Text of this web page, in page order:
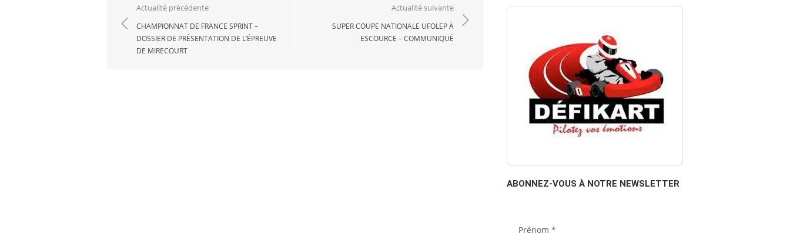
Navigation
de
l’article
Actualité précédente
CHAMPIONNAT DE FRANCE SPRINT –
DOSSIER DE PRÉSENTATION DE L’ÉPREUVE
DE MIRECOURT
Actualité suivante
SUPER COUPE NATIONALE UFOLEP À
ESCOURCE – COMMUNIQUÉ
ABONNEZ-VOUS À NOTRE NEWSLETTER
Prénom *